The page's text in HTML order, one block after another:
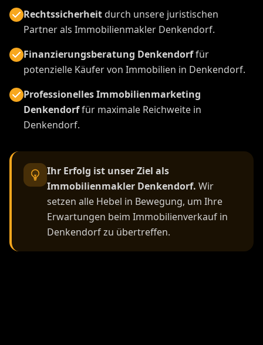
Rechtssicherheitdurch unsere juristischen
Partner als Immobilienmakler Denkendorf.
Finanzierungsberatung Denkendorffür
potenzielle Käufer von Immobilien in Denkendorf.
Professionelles Immobilienmarketing
Denkendorffür maximale Reichweite in
Denkendorf.
Ihr Erfolg ist unser Ziel als
Immobilienmakler Denkendorf. Wir
setzen alle Hebel in Bewegung, um Ihre
Erwartungen beim Immobilienverkauf in
Denkendorf zu übertreffen.